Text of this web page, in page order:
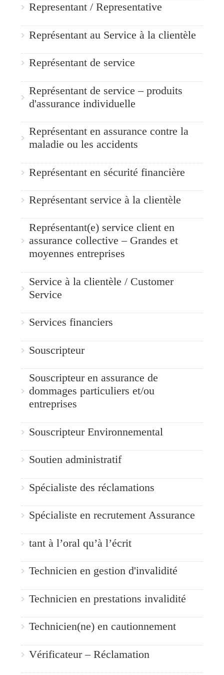
Representant / Representative
Représentant au Service à la clientèle
Représentant de service
Représentant de service – produits
d'assurance individuelle
Représentant en assurance contre la
maladie ou les accidents
Représentant en sécurité financière
Représentant service à la clientèle
Représentant(e) service client en
assurance collective – Grandes et
moyennes entreprises
Service à la clientèle / Customer
Service
Services financiers
Souscripteur
Souscripteur en assurance de
dommages particuliers et/ou
entreprises
Souscripteur Environnemental
Soutien administratif
Spécialiste des réclamations
Spécialiste en recrutement Assurance
tant à l’oral qu’à l’écrit
Technicien en gestion d'invalidité
Technicien en prestations invalidité
Technicien(ne) en cautionnement
Vérificateur – Réclamation